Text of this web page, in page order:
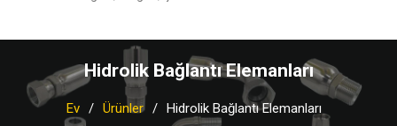
Hidrolik Bağlantı Elemanları
Ev Ürünler Hidrolik Bağlantı Elemanları